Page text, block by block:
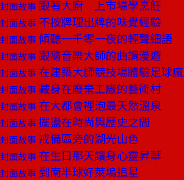
封面故事 跟著大廚 上市場學烹飪
封面故事 不按牌理出牌的味覺經驗
封面故事 傾聽一千零一夜的輕聲細語
封面故事 跟隨音樂大師的曲調漫遊
封面故事 在建築大師競技場體驗足球瘋
封面故事 藏身在廢棄工廠的藝術村
封面故事 在大都會裡泡最天然溫泉
封面故事 擺盪在時尚與歷史之間
封面故事 戒備區旁的湖光山色
封面故事 在生日那天讓身心靈昇華
封面故事 到南半球好萊塢追星